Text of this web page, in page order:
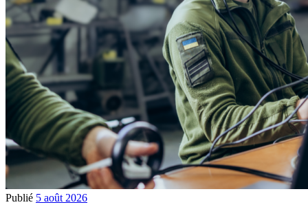
Publié 5 août 2026